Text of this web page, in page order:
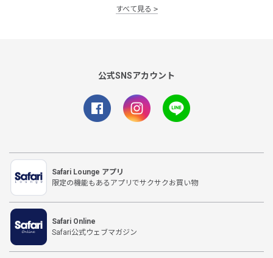
すべて見る
公式SNSアカウント
Safari Lounge アプリ
限定の機能もあるアプリでサクサクお買い物
Safari Online
Safari公式ウェブマガジン